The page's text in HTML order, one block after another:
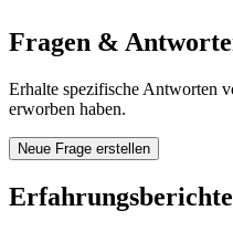
Fragen &
Erhalte spezifische Antworten
erworben haben.
Neue Frage erstellen